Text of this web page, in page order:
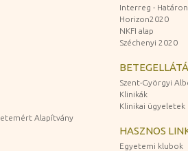
Alapítvány
Interreg -
Horizon2020
NKFI alap
Széchenyi 2020
Szent-Györgyi
Klinikák
Klinikai ügyeletek
HASZNOS
Egyetemi klubok